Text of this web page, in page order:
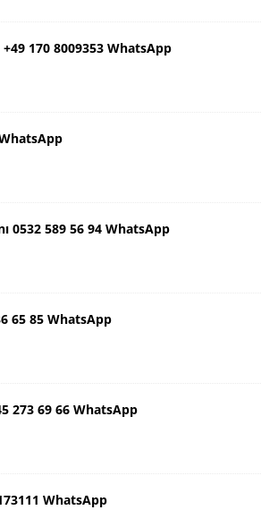
170 8009353 WhatsApp
0532 589 56 94 WhatsApp
65 85 WhatsApp
273 69 66 WhatsApp
WhatsApp